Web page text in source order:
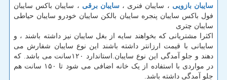
سایبان بازویی ، سایبان فنری ،سایبان برقی ، سایبان باکس سایبان
فول باکس سایبان پنجره سایبان بالکن سایبان خودرو سایبان حیاطی
سایبان چتری
اکثرا مشتریانی که بخواهند سایه از بغل سایبان نیز داشته باشند ، و
سایبانی با قیمت ارزانتر داشته باشند این نوع سایبان شفارش می
دهند و جلو آمدگی این نوع سایبان.استاندارد ۱۲۰سانت می باشد. که
در مواردی با استفاده از یک خانه اضافی می شود تا ۱۵۰ سانت هم
جلو آمدگی داشته باشد.